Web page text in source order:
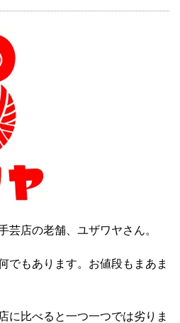
芸店の老舗、ユザワヤさん。
でもあります。お値段もまあま
に比べると一つ一つでは劣りま